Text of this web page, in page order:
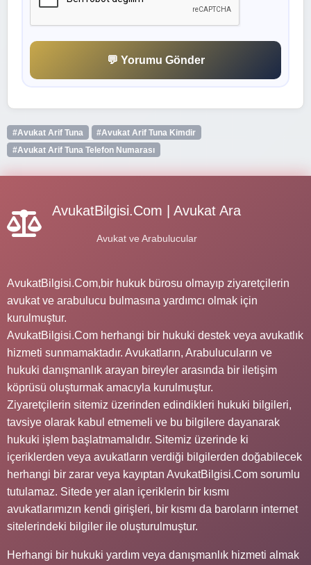
💬 Yorumu Gönder
#Avukat Arif Tuna
#Avukat Arif Tuna Kimdir
#Avukat Arif Tuna Telefon Numarası
AvukatBilgisi.Com | Avukat Ara
Avukat ve Arabulucular
AvukatBilgisi.Com,bir hukuk bürosu olmayıp ziyaretçilerin
avukat ve arabulucu bulmasına yardımcı olmak için
kurulmuştur.
AvukatBilgisi.Com herhangi bir hukuki destek veya avukatlık
hizmeti sunmamaktadır. Avukatların, Arabulucuların ve
hukuki danışmanlık arayan bireyler arasında bir iletişim
köprüsü oluşturmak amacıyla kurulmuştur.
Ziyaretçilerin sitemiz üzerinden edindikleri hukuki bilgileri,
tavsiye olarak kabul etmemeli ve bu bilgilere dayanarak
hukuki işlem başlatmamalıdır. Sitemiz üzerinde ki
içeriklerden veya avukatların verdiği bilgilerden doğabilecek
herhangi bir zarar veya kayıptan AvukatBilgisi.Com sorumlu
tutulamaz. Sitede yer alan içeriklerin bir kısmı
avukatlarımızın kendi girişleri, bir kısmı da baroların internet
sitelerindeki bilgiler ile oluşturulmuştur.
Herhangi bir hukuki yardım veya danışmanlık hizmeti almak